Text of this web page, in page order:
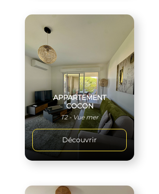
APPARTEMENT
COCON
T2 - Vue mer
Découvrir